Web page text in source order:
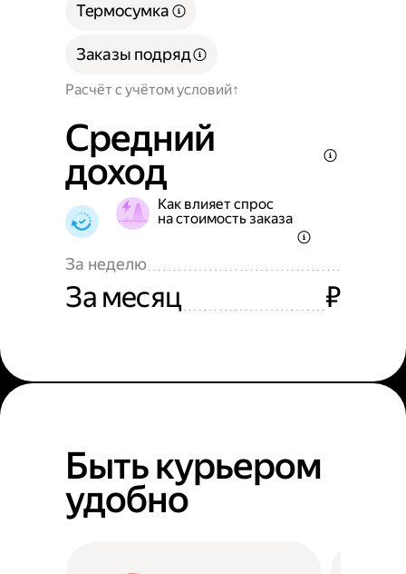
Расчёт с учётом условий
Термосумка
Заказы подряд
Средний
доход
Как влияет спрос
на стоимость заказа
За неделю
За месяц ₽
Быть курьером
удобно